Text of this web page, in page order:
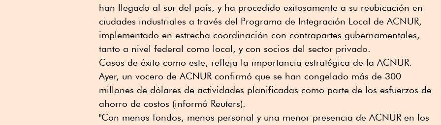
han llegado al sur del país, y ha procedido exitosamente a su reubicación en
ciudades industriales a través del Programa de Integración Local de ACNUR,
implementado en estrecha coordinación con contrapartes gubernamentales,
tanto a nivel federal como local, y con socios del sector privado.
Casos de éxito como este, refleja la importancia estratégica de la ACNUR.
Ayer, un vocero de ACNUR confirmó que se han congelado más de 300
millones de dólares de actividades planificadas como parte de los esfuerzos de
ahorro de costos (informó Reuters).
"Con menos fondos, menos personal y una menor presencia de ACNUR en los